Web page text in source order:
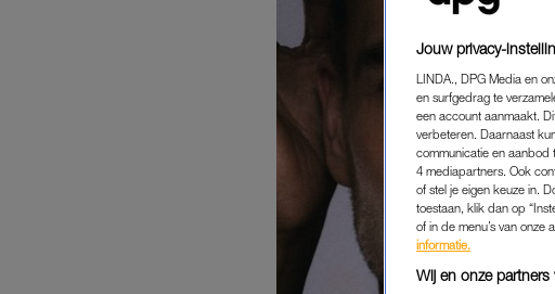
Jouw privacy-
LINDA., DPG Media en
en surfgedrag te
een account aanmaakt.
verbeteren. Daarnaast
communicatie en aanbod
4 mediapartners. Ook
of stel je eigen keuze in.
toestaan, klik dan op
of in de menu’s van onze
informatie.
Wij en onze